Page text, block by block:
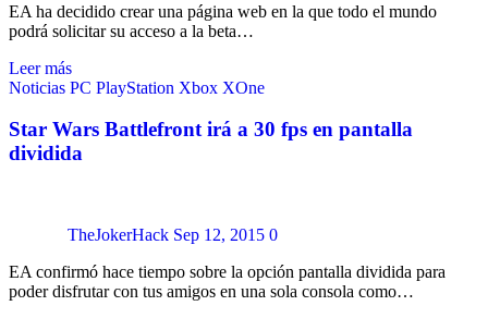
EA ha decidido crear una página web en la que todo el mundo
podrá solicitar su acceso a la beta…
Leer más
Noticias PC PlayStation Xbox XOne
Star Wars Battlefront irá a 30 fps en pantalla
dividida
TheJokerHack Sep 12, 2015 0
EA confirmó hace tiempo sobre la opción pantalla dividida para
poder disfrutar con tus amigos en una sola consola como…